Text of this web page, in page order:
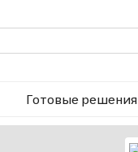
Готовые решения